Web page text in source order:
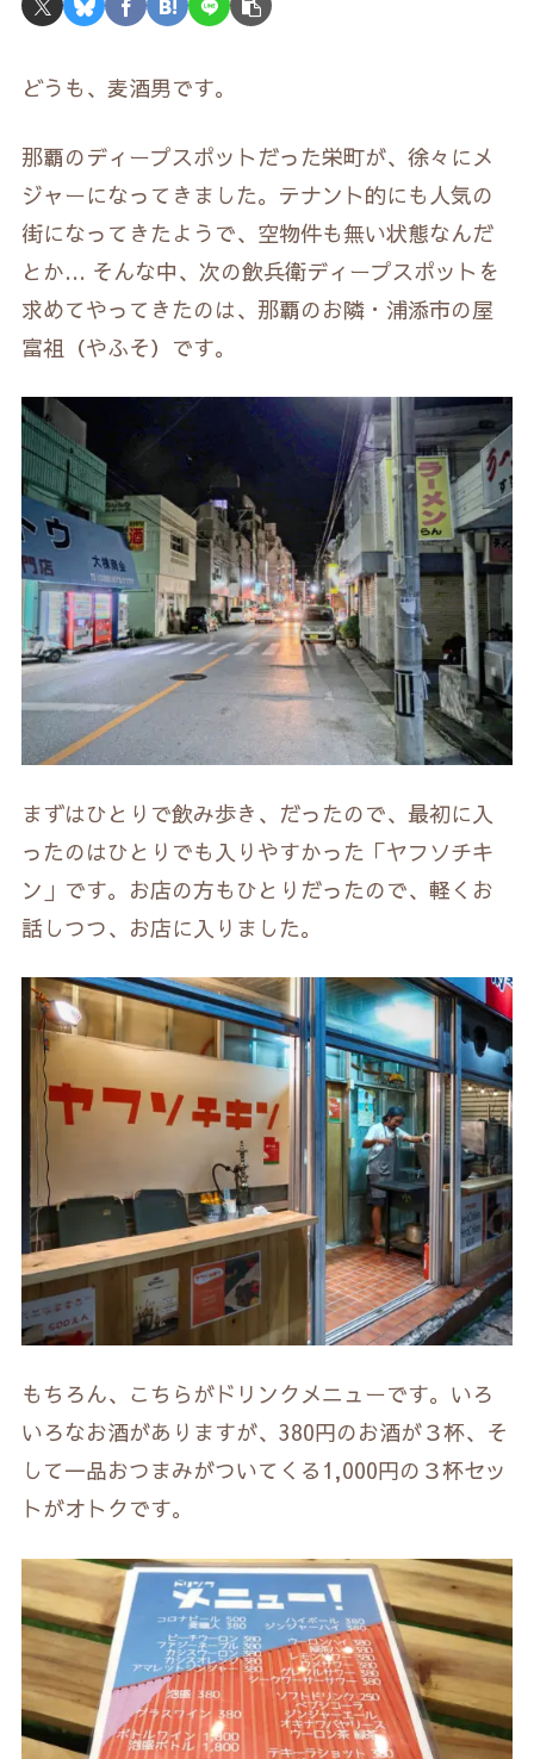
どうも、麦酒男です。
那覇のディープスポットだった栄町が、徐々にメ
ジャーになってきました。テナント的にも人気の
街になってきたようで、空物件も無い状態なんだ
とか… そんな中、次の飲兵衛ディープスポットを
求めてやってきたのは、那覇のお隣・浦添市の屋
富祖（やふそ）です。
まずはひとりで飲み歩き、だったので、最初に入
ったのはひとりでも入りやすかった「ヤフソチキ
ン」です。お店の方もひとりだったので、軽くお
話しつつ、お店に入りました。
もちろん、こちらがドリンクメニューです。いろ
いろなお酒がありますが、380円のお酒が３杯、そ
して一品おつまみがついてくる1,000円の３杯セッ
トがオトクです。